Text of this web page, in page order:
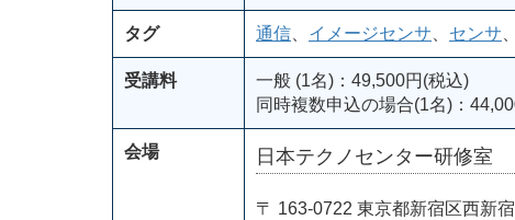
タグ 通信 イメージセンサ センサ
受講料
一般 (1名)：49,500円(税込)
同時複数申込の場合(1名)：
会場 日本テクノセンター研修室
〒 163-0722 東京都新宿区西新